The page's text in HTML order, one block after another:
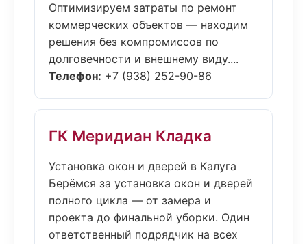
Оптимизируем затраты по ремонт
коммерческих объектов — находим
решения без компромиссов по
долговечности и внешнему виду....
Телефон: +7 (938) 252-90-86
ГК Меридиан Кладка
Установка окон и дверей в Калуга
Берёмся за установка окон и дверей
полного цикла — от замера и
проекта до финальной уборки. Один
ответственный подрядчик на всех